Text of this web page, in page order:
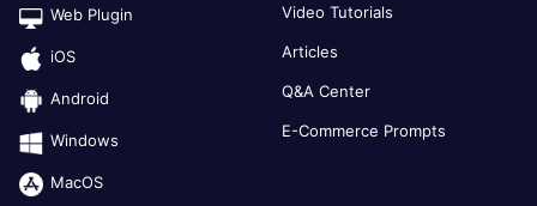
Web Plugin
iOS
Android
Windows
MacOS
Video Tutorials
Articles
Q&A Center
E-Commerce Prompts